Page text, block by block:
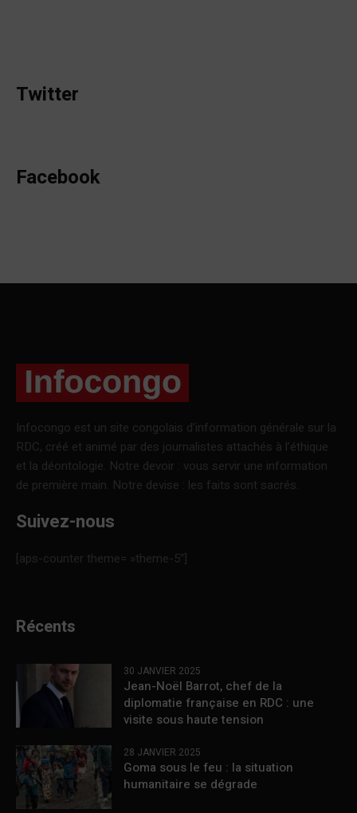
Twitter
Facebook
Infocongo est un site congolais d’information générale sur la
RDC, créé et animé par des journalistes attachés à l’éthique
et la déontologie. Notre devoir : vous servir une information
de première main. Notre devise : les faits sont sacrés.
Suivez-nous
[aps-counter theme= »theme-5″]
Récents
30 JANVIER 2025
Jean-Noël Barrot, chef de la
diplomatie française en RDC : une
visite sous haute tension
28 JANVIER 2025
Goma sous le feu : la situation
humanitaire se dégrade